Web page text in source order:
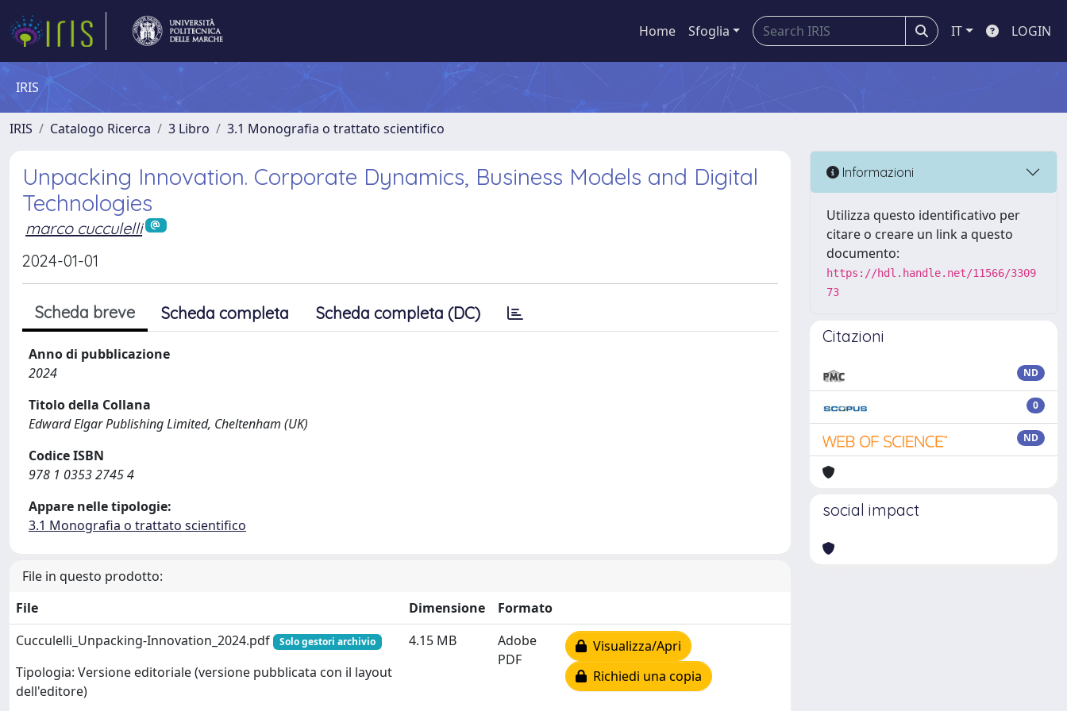
Home Sfoglia IT LOGIN
IRIS
IRIS Catalogo Ricerca 3 Libro 3.1 Monografia o trattato scientifico
Unpacking Innovation. Corporate Dynamics, Business Models and Digital
Technologies
marco cucculelli
2024-01-01
Scheda breve Scheda completa Scheda completa (DC)
Anno di pubblicazione
2024
Titolo della Collana
Edward Elgar Publishing Limited, Cheltenham (UK)
Codice ISBN
978 1 0353 2745 4
Appare nelle tipologie:
3.1 Monografia o trattato scientifico
File in questo prodotto:
File
Dimensione
Formato
Cucculelli_Unpacking-Innovation_2024.pdf
Solo gestori archivio
Tipologia: Versione editoriale (versione pubblicata con il layout
dell'editore)
4.15 MB
Adobe
PDF
Visualizza/Apri
Richiedi una copia
Informazioni
Utilizza questo identificativo per
citare o creare un link a questo
documento:
https://hdl.handle.net/11566/3309
73
Citazioni
ND
0
ND
social impact